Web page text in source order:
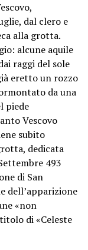
dal clero e
alla grotta.
alcune aquile
raggi del sole
eretto un rozzo
da una
piede
Vescovo
subito
dedicata
493
di San
dell’apparizione
«non
di «Celeste